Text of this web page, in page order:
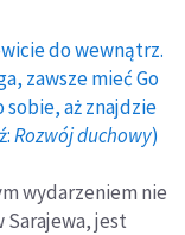
do wewnątrz.
zawsze mieć Go
aż znajdzie
Rozwój duchowy)
wydarzeniem nie
Sarajewa, jest